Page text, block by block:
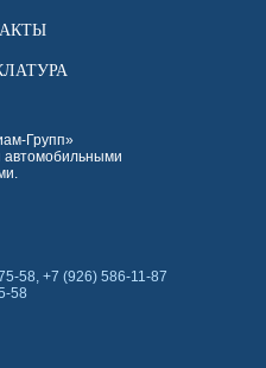
Групп»
автомобильными
58, +7 (926) 586-11-87
58